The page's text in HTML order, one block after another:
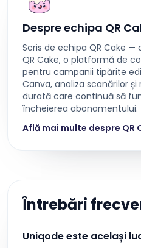
Despre echipa QR
Scris de echipa QR Cake
QR Cake, o platformă de
pentru campanii tipărite
Canva, analiza scanărilor
durată care continuă să
încheierea abonamentului.
Află mai multe despre QR
Întrebări
Uniqode este același